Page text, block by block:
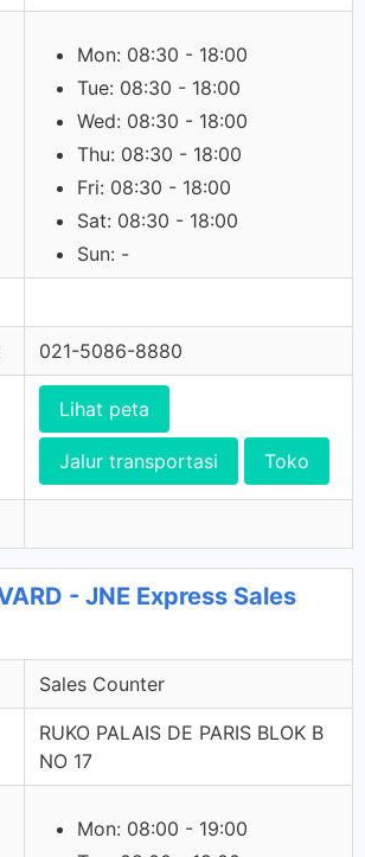
Mon: 08:30 - 18:00
Tue: 08:30 - 18:00
Wed: 08:30 - 18:00
Thu: 08:30 - 18:00
Fri: 08:30 - 18:00
Sat: 08:30 - 18:00
Sun: -
021-5086-8880
Lihat peta
Jalur transportasi Toko
- JNE Express Sales
Sales Counter
RUKO PALAIS DE PARIS BLOK B
NO 17
Mon: 08:00 - 19:00